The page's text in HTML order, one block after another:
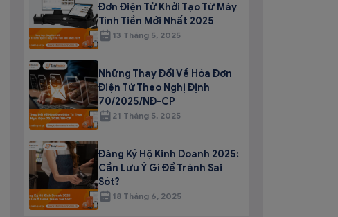
Đơn Điện Tử Khởi Tạo Từ Máy
Tính Tiền Mới Nhất 2025
13 Tháng 5, 2025
Những Thay Đổi Về Hóa Đơn
Điện Tử Theo Nghị Định
70/2025/NĐ-CP
21 Tháng 5, 2025
Đăng Ký Hộ Kinh Doanh 2025:
Cần Lưu Ý Gì Để Tránh Sai
Sót?
18 Tháng 6, 2025